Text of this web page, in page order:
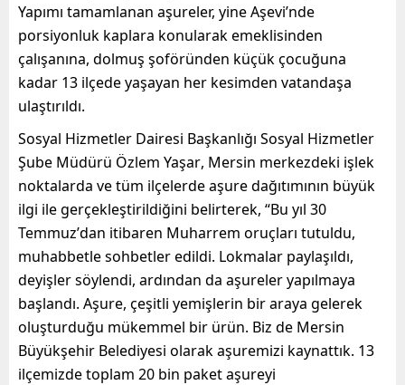
Yapımı tamamlanan aşureler, yineAşevi’nde
porsiyonluk kaplara konularakemeklisinden
çalışanına, dolmuş şoföründen küçük çocuğuna
kadar 13 ilçede yaşayan her kesimden vatandaşa
ulaştırıldı.
Sosyal Hizmetler Dairesi Başkanlığı Sosyal Hizmetler
Şube Müdürü Özlem Yaşar, Mersin merkezdeki işlek
noktalarda ve tüm ilçelerde aşure dağıtımının büyük
ilgi ile gerçekleştirildiğini belirterek, “Bu yıl 30
Temmuz’dan itibaren Muharrem oruçları tutuldu,
muhabbetle sohbetler edildi. Lokmalar paylaşıldı,
deyişler söylendi, ardından da aşureler yapılmaya
başlandı. Aşure, çeşitli yemişlerin bir araya gelerek
oluşturduğu mükemmel bir ürün. Biz de Mersin
Büyükşehir Belediyesi olarak aşuremizi kaynattık. 13
ilçemizde toplam 20 bin paket aşureyi